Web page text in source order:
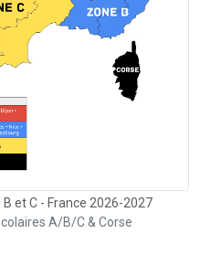
et C - France 2026-2027
A/B/C & Corse